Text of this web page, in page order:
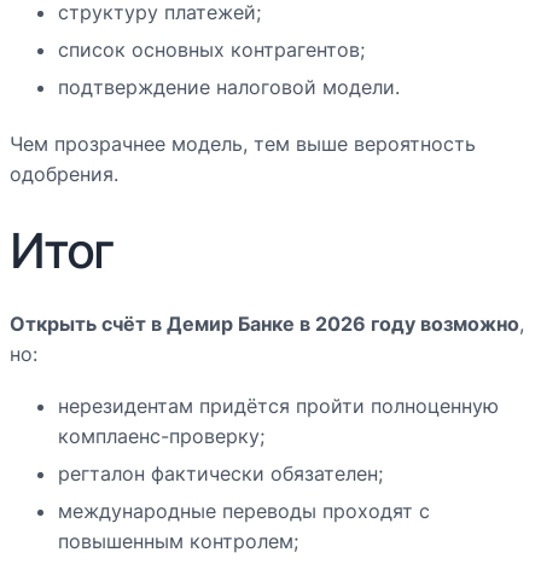
структуру платежей;
список основных контрагентов;
подтверждение налоговой модели.
Чем прозрачнее модель, тем выше вероятность
одобрения.
Итог
Открыть счёт в Демир Банке в 2026 году возможно,
но:
нерезидентам придётся пройти полноценную
комплаенс-проверку;
регталон фактически обязателен;
международные переводы проходят с
повышенным контролем;